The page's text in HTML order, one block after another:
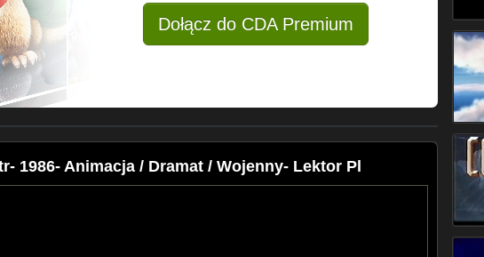
Dołącz do CDA Premium
1986- Animacja / Dramat / Wojenny- Lektor Pl